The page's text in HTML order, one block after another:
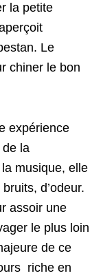
la petite
Le
chiner le bon
expérience
de la
musique, elle
d’odeur.
assoir une
le plus loin
de ce
riche en